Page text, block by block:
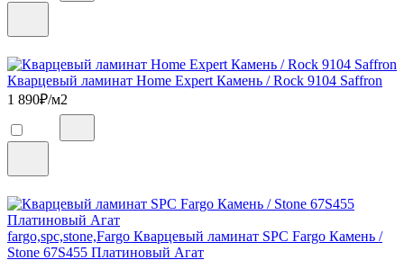
Кварцевый ламинат Home Expert Камень / Rock 9104 Saffron
1 890₽/м2
fargo,spc,stone,Fargo Кварцевый ламинат SPC Fargo Камень /
Stone 67S455 Платиновый Агат